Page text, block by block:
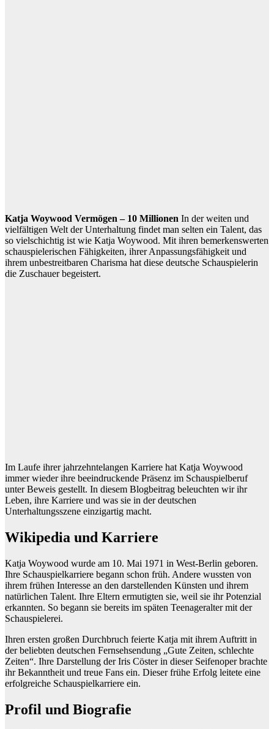
Katja Woywood Vermögen – 10 Millionen In der weiten und
vielfältigen Welt der Unterhaltung findet man selten ein Talent, das
so vielschichtig ist wie Katja Woywood. Mit ihren bemerkenswerten
schauspielerischen Fähigkeiten, ihrer Anpassungsfähigkeit und
ihrem unbestreitbaren Charisma hat diese deutsche Schauspielerin
die Zuschauer begeistert.
Im Laufe ihrer jahrzehntelangen Karriere hat Katja Woywood
immer wieder ihre beeindruckende Präsenz im Schauspielberuf
unter Beweis gestellt. In diesem Blogbeitrag beleuchten wir ihr
Leben, ihre Karriere und was sie in der deutschen
Unterhaltungsszene einzigartig macht.
Wikipedia und Karriere
Katja Woywood wurde am 10. Mai 1971 in West-Berlin geboren.
Ihre Schauspielkarriere begann schon früh. Andere wussten von
ihrem frühen Interesse an den darstellenden Künsten und ihrem
natürlichen Talent. Ihre Eltern ermutigten sie, weil sie ihr Potenzial
erkannten. So begann sie bereits im späten Teenageralter mit der
Schauspielerei.
Ihren ersten großen Durchbruch feierte Katja mit ihrem Auftritt in
der beliebten deutschen Fernsehsendung „Gute Zeiten, schlechte
Zeiten“. Ihre Darstellung der Iris Cöster in dieser Seifenoper brachte
ihr Bekanntheit und treue Fans ein. Dieser frühe Erfolg leitete eine
erfolgreiche Schauspielkarriere ein.
Profil und Biografie